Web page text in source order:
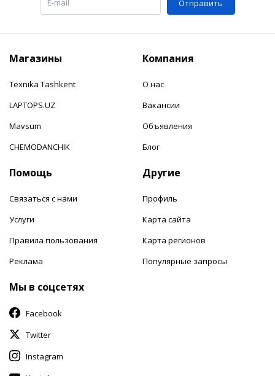
Отправить
Магазины
Texnika Tashkent
LAPTOPS.UZ
Mavsum
CHEMODANCHIK
Компания
О нас
Вакансии
Объявления
Блог
Помощь
Связаться с нами
Услуги
Правила пользования
Реклама
Другие
Профиль
Карта сайта
Карта регионов
Популярные запросы
Мы в соцсетях
Facebook
Twitter
Instagram